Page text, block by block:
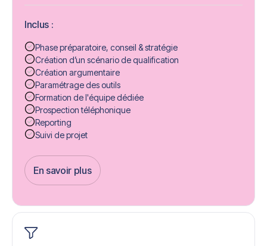
Inclus :
Phase préparatoire, conseil & stratégie
Création d’un scénario de qualification
Création argumentaire
Paramétrage des outils
Formation de l'équipe dédiée
Prospection téléphonique
Reporting
Suivi de projet
En savoir plus
Get Started